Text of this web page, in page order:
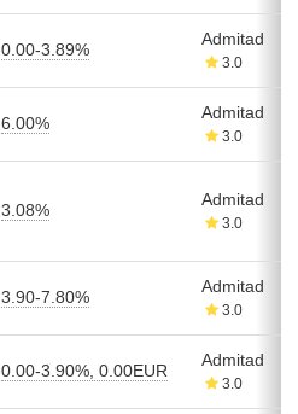
0.00-3.89%
Admitad
3.0
6.00%
Admitad
3.0
3.08%
Admitad
3.0
3.90-7.80%
Admitad
3.0
0.00-3.90%, 0.00EUR
Admitad
3.0